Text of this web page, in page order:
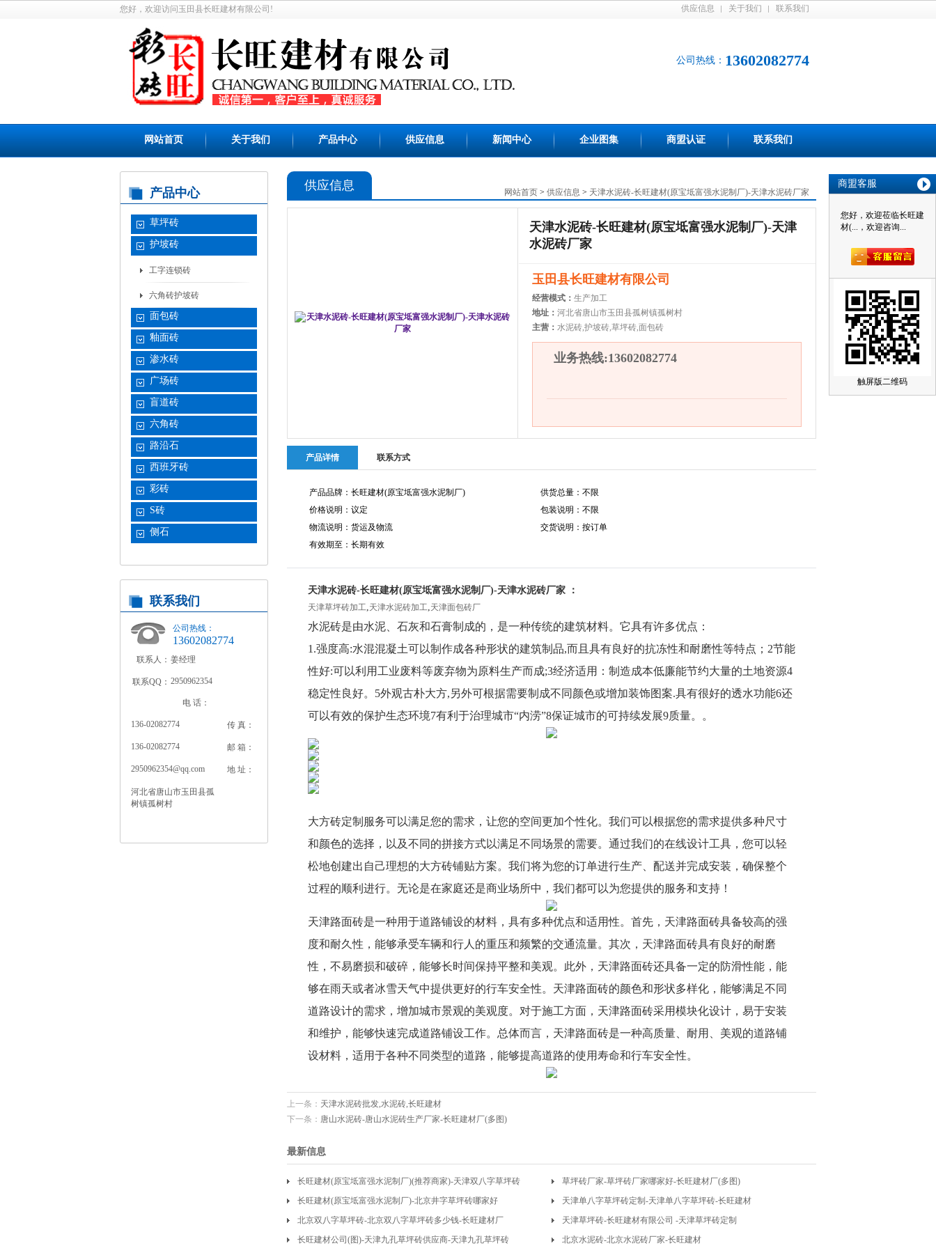
商盟客服
您好，欢迎莅临长旺建
材(...，欢迎咨询...
触屏版二维码
您好，欢迎访问玉田县长旺建材有限公司! 供应信息 关于我们 联系我们
公司热线： 13602082774
网站首页 关于我们 产品中心 供应信息 新闻中心 企业图集 商盟认证 联系我们
产品中心
草坪砖
护坡砖
工字连锁砖
六角砖护坡砖
面包砖
釉面砖
渗水砖
广场砖
盲道砖
六角砖
路沿石
西班牙砖
彩砖
S砖
侧石
联系我们
公司热线：
13602082774
联系人： 姜经理
联系QQ： 2950962354
电 话：
136-02082774 传 真：
136-02082774 邮 箱：
2950962354@qq.com 地 址：
河北省唐山市玉田县孤
树镇孤树村
网站首页 > 供应信息 > 天津水泥砖-长旺建材(原宝坻富强水泥制厂)-天津水泥砖厂家
供应信息
天津水泥砖-长旺建材(原宝坻富强水泥制厂)-天津
水泥砖厂家
玉田县长旺建材有限公司
经营模式： 生产加工
地址： 河北省唐山市玉田县孤树镇孤树村
主营： 水泥砖,护坡砖,草坪砖,面包砖
业务热线:13602082774
产品详情 联系方式
产品品牌：长旺建材(原宝坻富强水泥制厂)
供货总量：不限
价格说明：议定
包装说明：不限
物流说明：货运及物流
交货说明：按订单
有效期至：长期有效
天津水泥砖-长旺建材(原宝坻富强水泥制厂)-天津水泥砖厂家 ：
天津草坪砖加工,天津水泥砖加工,天津面包砖厂
水泥砖是由水泥、石灰和石膏制成的，是一种传统的建筑材料。它具有许多优点：
1.强度高:水混混凝土可以制作成各种形状的建筑制品,而且具有良好的抗冻性和耐磨性等特点；2节能
性好:可以利用工业废料等废弃物为原料生产而成;3经济适用：制造成本低廉能节约大量的土地资源4
稳定性良好。5外观古朴大方,另外可根据需要制成不同颜色或增加装饰图案.具有很好的透水功能6还
可以有效的保护生态环境7有利于治理城市“内涝”8保证城市的可持续发展9质量。。
大方砖定制服务可以满足您的需求，让您的空间更加个性化。我们可以根据您的需求提供多种尺寸
和颜色的选择，以及不同的拼接方式以满足不同场景的需要。通过我们的在线设计工具，您可以轻
松地创建出自己理想的大方砖铺贴方案。我们将为您的订单进行生产、配送并完成安装，确保整个
过程的顺利进行。无论是在家庭还是商业场所中，我们都可以为您提供的服务和支持！
天津路面砖是一种用于道路铺设的材料，具有多种优点和适用性。首先，天津路面砖具备较高的强
度和耐久性，能够承受车辆和行人的重压和频繁的交通流量。其次，天津路面砖具有良好的耐磨
性，不易磨损和破碎，能够长时间保持平整和美观。此外，天津路面砖还具备一定的防滑性能，能
够在雨天或者冰雪天气中提供更好的行车安全性。天津路面砖的颜色和形状多样化，能够满足不同
道路设计的需求，增加城市景观的美观度。对于施工方面，天津路面砖采用模块化设计，易于安装
和维护，能够快速完成道路铺设工作。总体而言，天津路面砖是一种高质量、耐用、美观的道路铺
设材料，适用于各种不同类型的道路，能够提高道路的使用寿命和行车安全性。
上一条： 天津水泥砖批发,水泥砖,长旺建材
下一条： 唐山水泥砖-唐山水泥砖生产厂家-长旺建材厂(多图)
最新信息
长旺建材(原宝坻富强水泥制厂)(推荐商家)-天津双八字草坪砖
厂家
草坪砖厂家-草坪砖厂家哪家好-长旺建材厂(多图)
长旺建材(原宝坻富强水泥制厂)-北京井字草坪砖哪家好
天津单八字草坪砖定制-天津单八字草坪砖-长旺建材
北京双八字草坪砖-北京双八字草坪砖多少钱-长旺建材厂
天津草坪砖-长旺建材有限公司 -天津草坪砖定制
长旺建材公司(图)-天津九孔草坪砖供应商-天津九孔草坪砖
北京水泥砖-北京水泥砖厂家-长旺建材